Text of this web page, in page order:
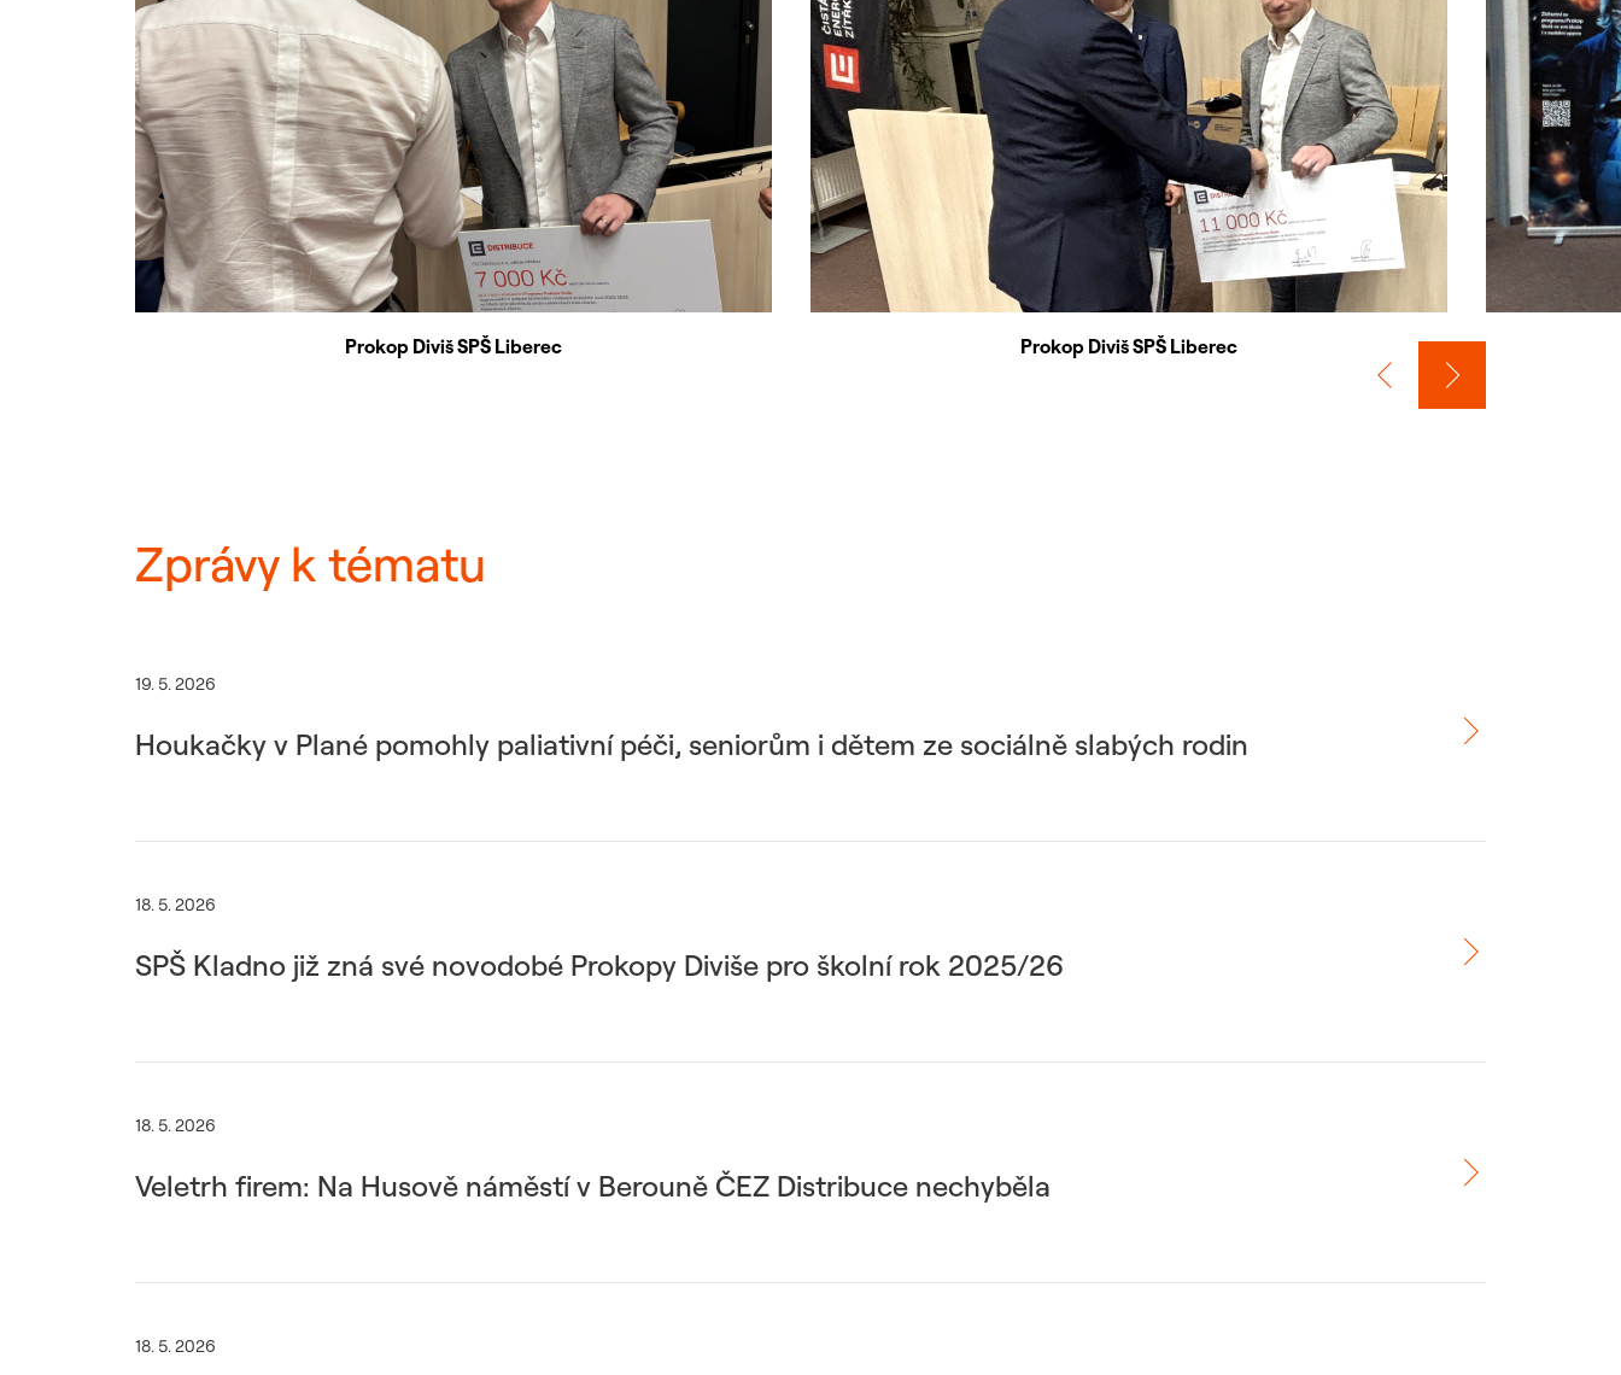
Prokop Diviš SPŠ Liberec Prokop Diviš SPŠ Liberec
Zprávy k tématu
19. 5. 2026
Houkačky v Plané pomohly paliativní péči, seniorům i dětem ze sociálně slabých rodin
18. 5. 2026
SPŠ Kladno již zná své novodobé Prokopy Diviše pro školní rok 2025/26
18. 5. 2026
Veletrh firem: Na Husově náměstí v Berouně ČEZ Distribuce nechyběla
18. 5. 2026